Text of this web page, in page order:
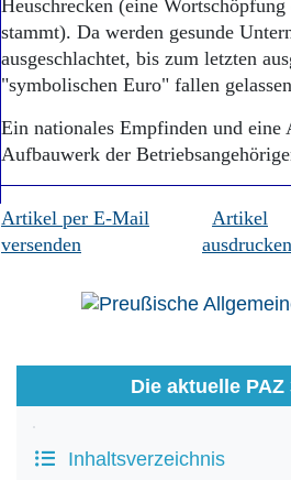
Heuschrecken (eine
stammt). Da werden gesunde
ausgeschlachtet, bis zum letzten
"symbolischen Euro" fallen
Ein nationales Empfinden und
Aufbauwerk der
Artikel per E-Mail
versenden
Artikel
ausdrucken
Die aktuelle PAZ
Inhaltsverzeichnis